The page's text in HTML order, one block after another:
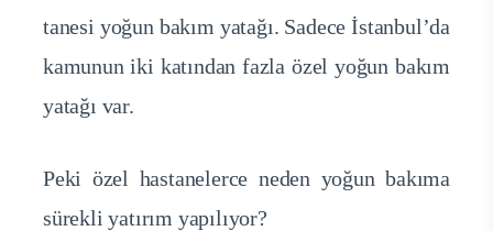
tanesi yoğun bakım yatağı. Sadece İstanbul’da
kamunun iki katından fazla özel yoğun bakım
yatağı var.
Peki özel hastanelerce neden yoğun bakıma
sürekli yatırım yapılıyor?